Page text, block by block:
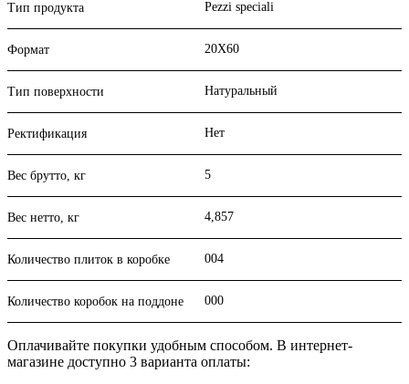
Тип продукта Pezzi speciali
Формат 20X60
Тип поверхности Натуральный
Ректификация Нет
Вес брутто, кг 5
Вес нетто, кг 4,857
Количество плиток в коробке 004
Количество коробок на поддоне 000
Оплачивайте покупки удобным способом. В интернет-
магазине доступно 3 варианта оплаты: